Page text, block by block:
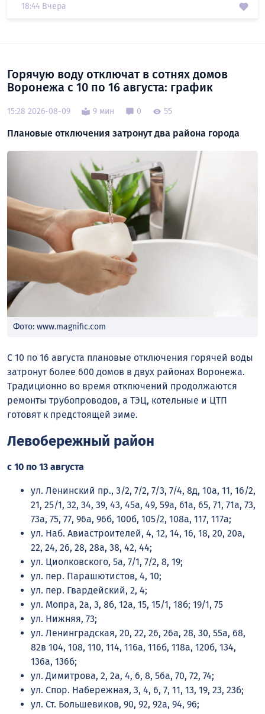
18:44 Вчера
Горячую воду отключат в сотнях домов
Воронежа с 10 по 16 августа: график
15:28 2026-08-09 9 мин 0 55
Плановые отключения затронут два района города
Фото: www.magnific.com
С 10 по 16 августа плановые отключения горячей воды
затронут более 600 домов в двух районах Воронежа.
Традиционно во время отключений продолжаются
ремонты трубопроводов, а ТЭЦ, котельные и ЦТП
готовят к предстоящей зиме.
Левобережный район
с 10 по 13 августа
ул. Ленинский пр., 3/2, 7/2, 7/3, 7/4, 8д, 10а, 11, 16/2,
21, 25/1, 32, 34, 39, 43, 45а, 49, 59а, 61а, 65, 71, 71а, 73,
73а, 75, 77, 96а, 96б, 100б, 105/2, 108а, 117, 117а;
ул. Наб. Авиастроителей, 4, 12, 14, 16, 18, 20, 20а,
22, 24, 26, 28, 28а, 38, 42, 44;
ул. Циолковского, 5а, 7/1, 7/2, 8, 19;
ул. пер. Парашютистов, 4, 10;
ул. пер. Гвардейский, 2, 4;
ул. Мопра, 2а, 3, 8б, 12а, 15, 15/1, 18б; 19/1, 75
ул. Нижняя, 73;
ул. Ленинградская, 20, 22, 26, 26а, 28, 30, 55а, 68,
82в 104, 108, 110, 114, 116а, 116б, 118а, 120б, 134,
136а, 136б;
ул. Димитрова, 2, 2а, 4, 6, 8, 56а, 70, 72, 74;
ул. Спор. Набережная, 3, 4, 6, 7, 11, 13, 19, 23, 23б;
ул. Ст. Большевиков, 90, 92, 92а, 94, 96;